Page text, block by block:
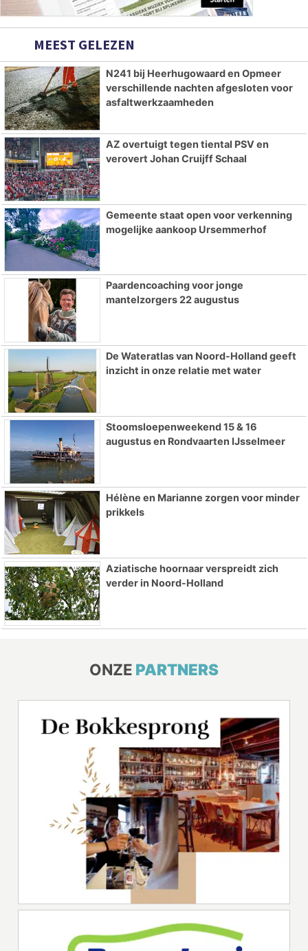
MEEST GELEZEN
N241 bij Heerhugowaard en Opmeer
verschillende nachten afgesloten voor
asfaltwerkzaamheden
AZ overtuigt tegen tiental PSV en
verovert Johan Cruijff Schaal
Gemeente staat open voor verkenning
mogelijke aankoop Ursemmerhof
Paardencoaching voor jonge
mantelzorgers 22 augustus
De Wateratlas van Noord-Holland geeft
inzicht in onze relatie met water
Stoomsloepenweekend 15 & 16
augustus en Rondvaarten IJsselmeer
Hélène en Marianne zorgen voor minder
prikkels
Aziatische hoornaar verspreidt zich
verder in Noord-Holland
ONZE PARTNERS